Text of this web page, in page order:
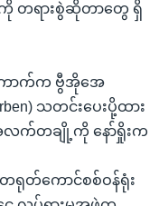
ကို တရားစွဲဆိုတာတွေ ရှိ
ောက်က ဗွီအိုအေ
သတင်းပေးပို့ထား
က်တချို့ကို နော်ရှိုးက
ရုတ်ကောင်စစ်ဝန်ရုံး